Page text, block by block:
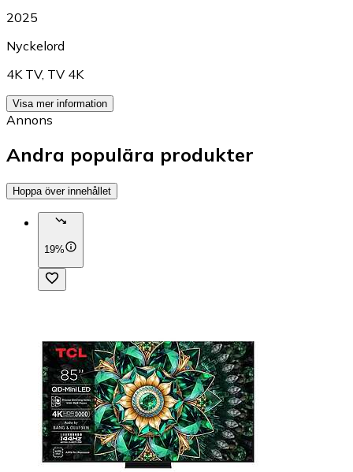
2025
Nyckelord
4K TV, TV 4K
Visa mer information
Annons
Andra populära produkter
Hoppa över innehållet
19%